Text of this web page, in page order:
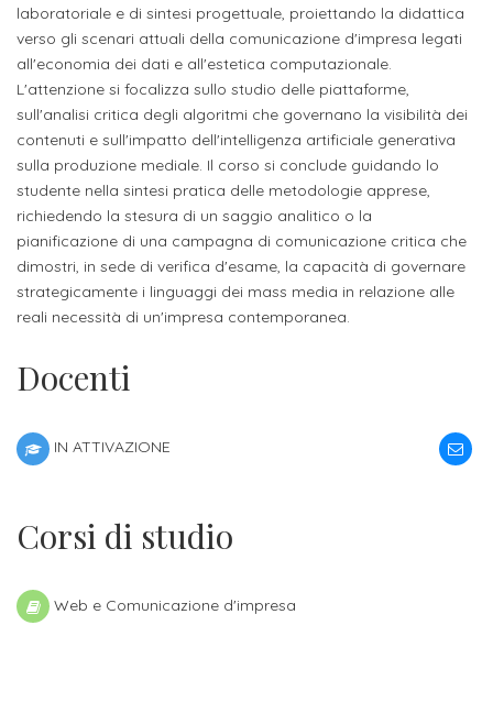
Materie
di
studio
Progetti
studenti
Iscrizione
a
corsi
SERVIZI
Costi
iscrizione
Costi
iscrizione
biennio
Apprendistato
per
gli
studenti
Stage
attivabili
Opportunità
di
lavoro
laboratoriale e di sintesi progettuale, proiettando la didattica
verso gli scenari attuali della comunicazione d'impresa legati
all'economia dei dati e all'estetica computazionale.
L'attenzione si focalizza sullo studio delle piattaforme,
sull'analisi critica degli algoritmi che governano la visibilità dei
contenuti e sull'impatto dell'intelligenza artificiale generativa
sulla produzione mediale. Il corso si conclude guidando lo
studente nella sintesi pratica delle metodologie apprese,
richiedendo la stesura di un saggio analitico o la
pianificazione di una campagna di comunicazione critica che
dimostri, in sede di verifica d'esame, la capacità di governare
strategicamente i linguaggi dei mass media in relazione alle
reali necessità di un'impresa contemporanea.
Docenti
IN ATTIVAZIONE
Corsi di studio
Web e Comunicazione d'impresa